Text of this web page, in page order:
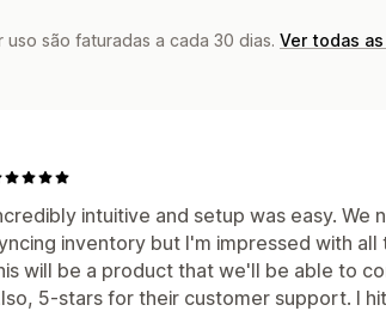
são faturadas a cada 30 dias. Ver todas
intuitive and setup was easy.
inventory but I'm impressed with
will be a product that we'll be able to
5-stars for their customer support. I